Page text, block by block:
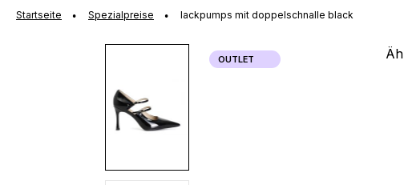
Startseite Spezialpreise lackpumps mit doppelschnalle black
der
Bildgalerie
springen
OUTLET